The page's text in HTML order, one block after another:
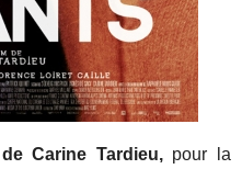
de Carine Tardieu,pour la